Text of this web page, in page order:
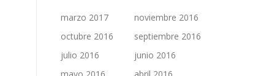
marzo 2017
noviembre 2016
octubre 2016
septiembre 2016
julio 2016
junio 2016